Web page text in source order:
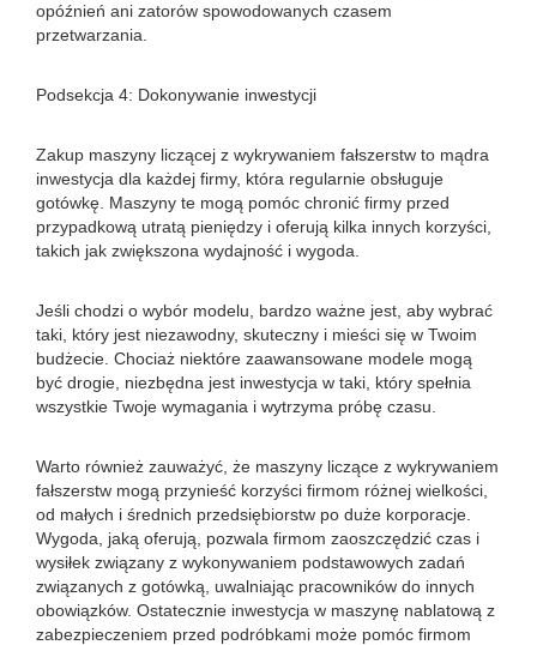
opóźnień ani zatorów spowodowanych czasem
przetwarzania.
Podsekcja 4: Dokonywanie inwestycji
Zakup maszyny liczącej z wykrywaniem fałszerstw to mądra
inwestycja dla każdej firmy, która regularnie obsługuje
gotówkę. Maszyny te mogą pomóc chronić firmy przed
przypadkową utratą pieniędzy i oferują kilka innych korzyści,
takich jak zwiększona wydajność i wygoda.
Jeśli chodzi o wybór modelu, bardzo ważne jest, aby wybrać
taki, który jest niezawodny, skuteczny i mieści się w Twoim
budżecie. Chociaż niektóre zaawansowane modele mogą
być drogie, niezbędna jest inwestycja w taki, który spełnia
wszystkie Twoje wymagania i wytrzyma próbę czasu.
Warto również zauważyć, że maszyny liczące z wykrywaniem
fałszerstw mogą przynieść korzyści firmom różnej wielkości,
od małych i średnich przedsiębiorstw po duże korporacje.
Wygoda, jaką oferują, pozwala firmom zaoszczędzić czas i
wysiłek związany z wykonywaniem podstawowych zadań
związanych z gotówką, uwalniając pracowników do innych
obowiązków. Ostatecznie inwestycja w maszynę nablatową z
zabezpieczeniem przed podróbkami może pomóc firmom